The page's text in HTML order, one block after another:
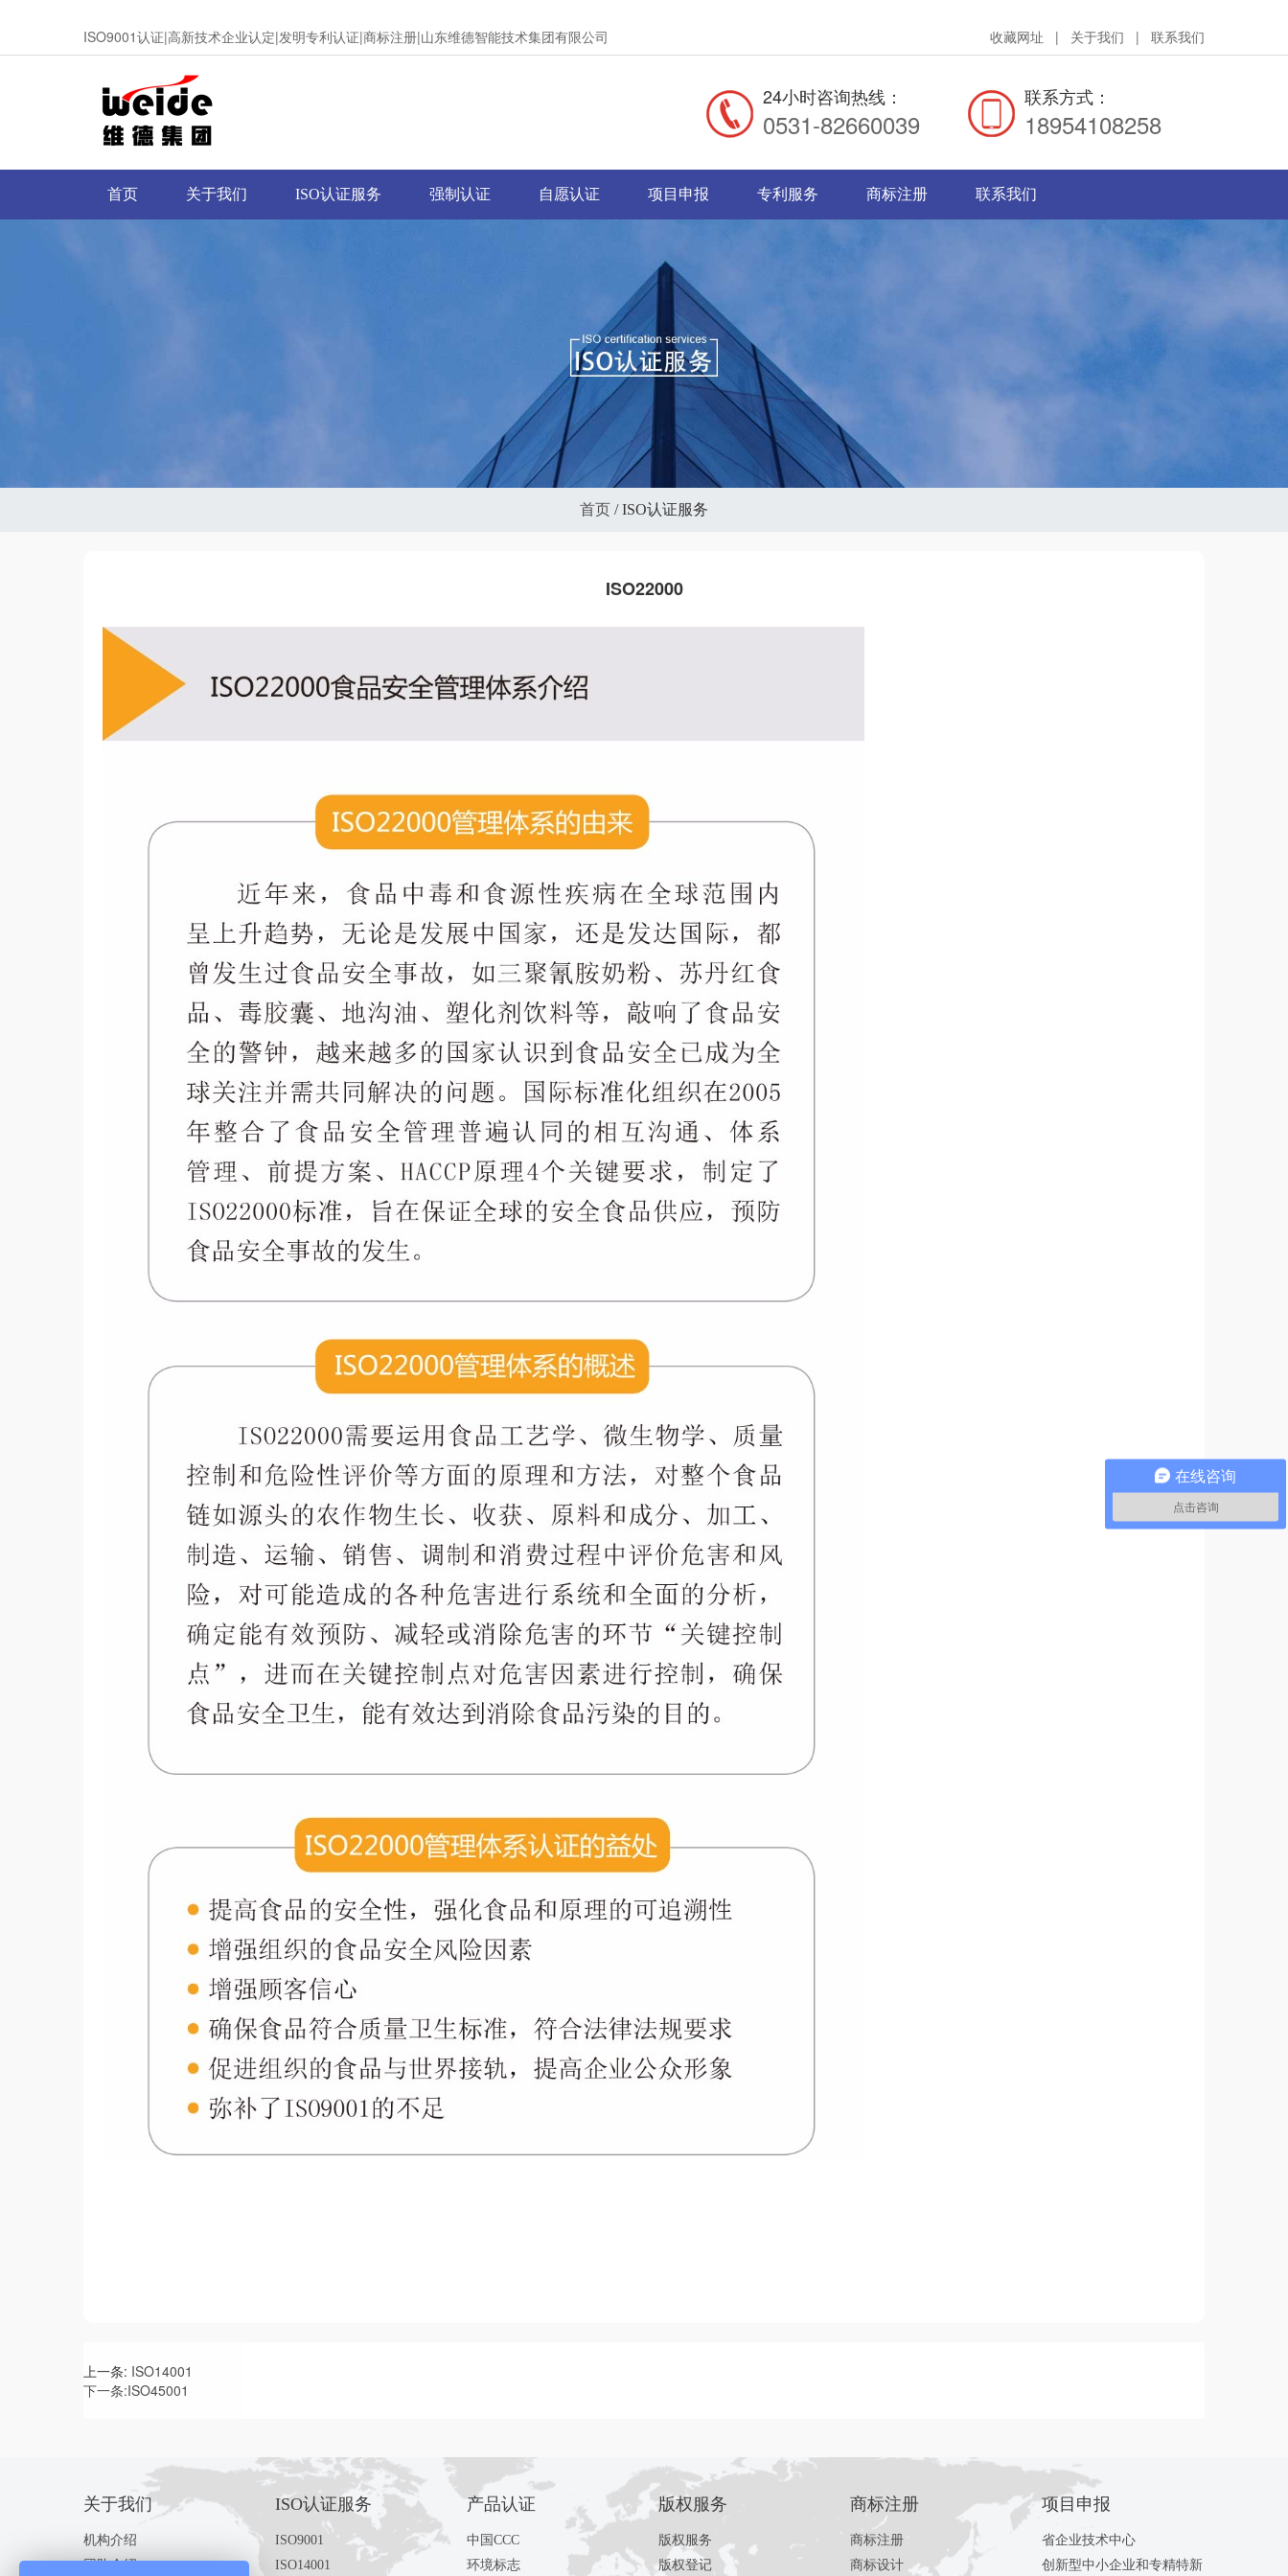
ISO9001认证|高新技术企业认定|发明专利认证|商标注册|山东维德智能技术集团有限公司 收藏网址 | 关于我们 | 联系我们
24小时咨询热线：
0531-82660039
联系方式：
18954108258
首页 关于我们 ISO认证服务 强制认证 自愿认证 项目申报 专利服务 商标注册 联系我们
首页 / ISO认证服务
ISO22000
上一条: ISO14001
下一条:ISO45001
关于我们
机构介绍
团队介绍
ISO认证服务
ISO9001
ISO14001
产品认证
中国CCC
环境标志
版权服务
版权服务
版权登记
商标注册
商标注册
商标设计
项目申报
省企业技术中心
创新型中小企业和专精特新
在线咨询
点击咨询